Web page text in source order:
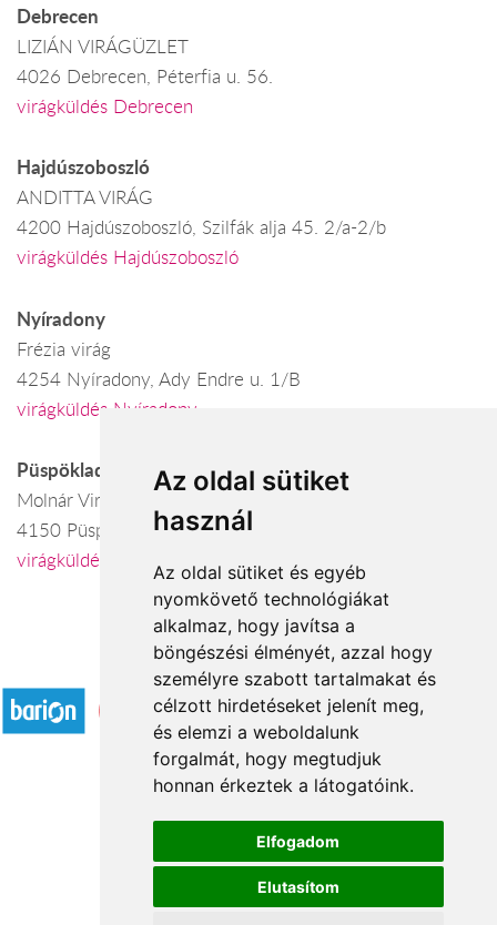
Az oldal sütiket
használ
Az oldal sütiket és egyéb
nyomkövető technológiákat
alkalmaz, hogy javítsa a
böngészési élményét, azzal hogy
személyre szabott tartalmakat és
célzott hirdetéseket jelenít meg,
és elemzi a weboldalunk
forgalmát, hogy megtudjuk
honnan érkeztek a látogatóink.
Elfogadom
Elutasítom
Debrecen
LIZIÁN VIRÁGÜZLET
4026 Debrecen, Péterfia u. 56.
virágküldés Debrecen
Hajdúszoboszló
ANDITTA VIRÁG
4200 Hajdúszoboszló, Szilfák alja 45. 2/a-2/b
virágküldés Hajdúszoboszló
Nyíradony
Frézia virág
4254 Nyíradony, Ady Endre u. 1/B
virágküldés Nyíradony
Püspökladány
Molnár Virágbolt
4150 Püspökladány, Szent István u 1
virágküldés Püspökladány
Elfogadott fizetési módok
Á.SZ.F.
Impresszum
Adatkezelési tájékoztató